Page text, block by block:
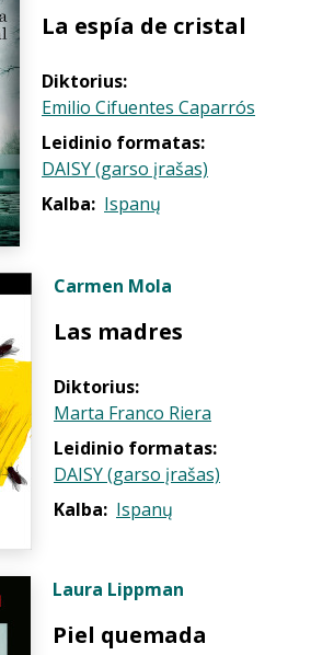
La espía de cristal
Diktorius:
Emilio Cifuentes Caparrós
Leidinio formatas:
DAISY (garso įrašas)
Kalba: Ispanų
Carmen Mola
Las madres
Diktorius:
Marta Franco Riera
Leidinio formatas:
DAISY (garso įrašas)
Kalba: Ispanų
Laura Lippman
Piel quemada